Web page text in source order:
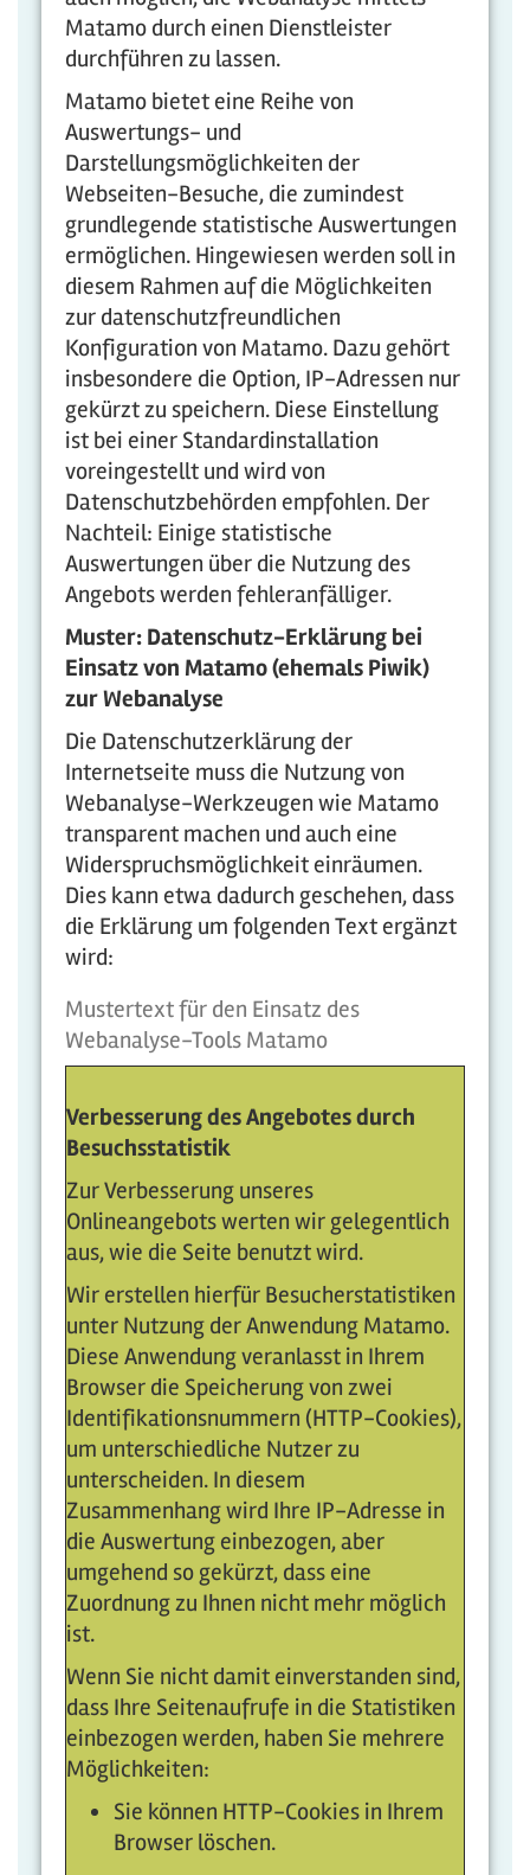
Matamo durch einen Dienstleister
durchführen zu lassen.
Matamo bietet eine Reihe von
Auswertungs- und
Darstellungsmöglichkeiten der
Webseiten-Besuche, die zumindest
grundlegende statistische Auswertungen
ermöglichen. Hingewiesen werden soll in
diesem Rahmen auf die Möglichkeiten
zur datenschutzfreundlichen
Konfiguration von Matamo. Dazu gehört
insbesondere die Option, IP-Adressen nur
gekürzt zu speichern. Diese Einstellung
ist bei einer Standardinstallation
voreingestellt und wird von
Datenschutzbehörden empfohlen. Der
Nachteil: Einige statistische
Auswertungen über die Nutzung des
Angebots werden fehleranfälliger.
Muster: Datenschutz-Erklärung bei
Einsatz von Matamo (ehemals Piwik)
zur Webanalyse
Die Datenschutzerklärung der
Internetseite muss die Nutzung von
Webanalyse-Werkzeugen wie Matamo
transparent machen und auch eine
Widerspruchsmöglichkeit einräumen.
Dies kann etwa dadurch geschehen, dass
die Erklärung um folgenden Text ergänzt
wird:
Mustertext für den Einsatz des
Webanalyse-Tools Matamo
Verbesserung des Angebotes durch
Besuchsstatistik
Zur Verbesserung unseres
Onlineangebots werten wir gelegentlich
aus, wie die Seite benutzt wird.
Wir erstellen hierfür Besucherstatistiken
unter Nutzung der Anwendung Matamo.
Diese Anwendung veranlasst in Ihrem
Browser die Speicherung von zwei
Identifikationsnummern (HTTP-Cookies),
um unterschiedliche Nutzer zu
unterscheiden. In diesem
Zusammenhang wird Ihre IP-Adresse in
die Auswertung einbezogen, aber
umgehend so gekürzt, dass eine
Zuordnung zu Ihnen nicht mehr möglich
ist.
Wenn Sie nicht damit einverstanden sind,
dass Ihre Seitenaufrufe in die Statistiken
einbezogen werden, haben Sie mehrere
Möglichkeiten:
Sie können HTTP-Cookies in Ihrem
Browser löschen.